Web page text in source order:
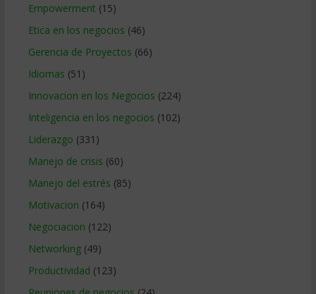
Empowerment (15)
Etica en los negocios (46)
Gerencia de Proyectos (66)
Idiomas (51)
Innovacion en los Negocios (224)
Inteligencia en los negocios (102)
Liderazgo (331)
Manejo de crisis (60)
Manejo del estrés (85)
Motivacion (164)
Negociacion (122)
Networking(49)
Productividad (123)